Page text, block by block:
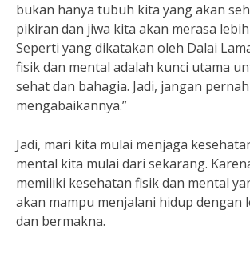
bukan hanya tubuh kita yang akan
pikiran dan jiwa kita akan merasa
Seperti yang dikatakan oleh Dalai
fisik dan mental adalah kunci utama
sehat dan bahagia. Jadi, jangan pernah
mengabaikannya.”
Jadi, mari kita mulai menjaga
mental kita mulai dari sekarang.
memiliki kesehatan fisik dan mental
akan mampu menjalani hidup dengan
dan bermakna.